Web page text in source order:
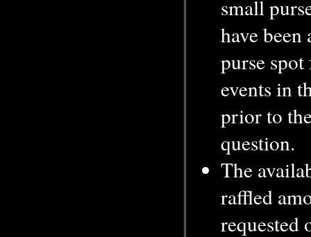
small
have been
purse
events in
prior to
question.
The
raffled
requested